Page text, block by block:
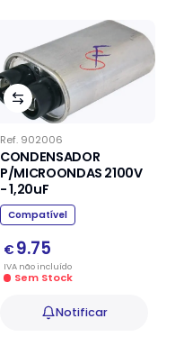
Ref. 902006
CONDENSADOR
P/MICROONDAS 2100V
- 1,20uF
Compatível
€ 9.75
IVA nãoincluído
Sem Stock
Notificar